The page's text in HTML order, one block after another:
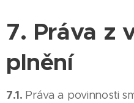
7. Práva z
plnění
7.1. Práva a povinnosti